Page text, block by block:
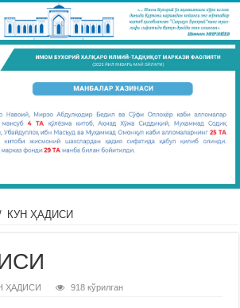
КУН ҲАДИСИ
ҲАДИСИ 918 кўрилган